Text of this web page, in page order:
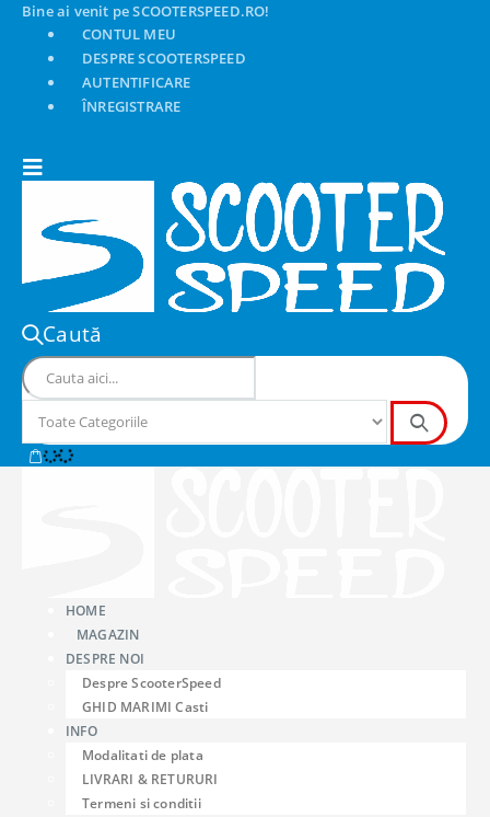
Bine ai venit pe SCOOTERSPEED.RO!
CONTUL MEU
DESPRE SCOOTERSPEED
AUTENTIFICARE
ÎNREGISTRARE
Caută
HOME
MAGAZIN
DESPRE NOI
Despre ScooterSpeed
GHID MARIMI Casti
INFO
Modalitati de plata
LIVRARI & RETURURI
Termeni si conditii